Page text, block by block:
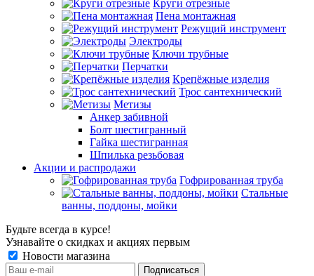
Круги отрезные
Пена монтажная
Режущий инструмент
Электроды
Ключи трубные
Перчатки
Крепёжные изделия
Трос сантехнический
Метизы
Анкер забивной
Болт шестигранный
Гайка шестигранная
Шпилька резьбовая
Акции и распродажи
Гофрированная труба
Стальные
ванны, поддоны, мойки
Будьте всегда в курсе!
Узнавайте о скидках и акциях первым
Новости магазина